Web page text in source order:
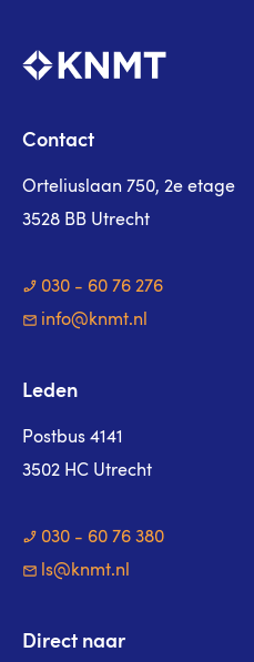
Contact
Orteliuslaan 750, 2e etage
3528 BB Utrecht
030 - 60 76 276
info@knmt.nl
Leden
Postbus 4141
3502 HC Utrecht
030 - 60 76 380
ls@knmt.nl
Direct naar